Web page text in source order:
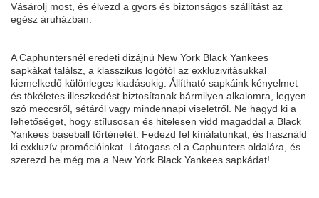
Vásárolj most, és élvezd a gyors és biztonságos szállítást az
egész áruházban.
A Caphuntersnél eredeti dizájnú New York Black Yankees
sapkákat találsz, a klasszikus logótól az exkluzivitásukkal
kiemelkedő különleges kiadásokig. Állítható sapkáink kényelmet
és tökéletes illeszkedést biztosítanak bármilyen alkalomra, legyen
szó meccsről, sétáról vagy mindennapi viseletről. Ne hagyd ki a
lehetőséget, hogy stílusosan és hitelesen vidd magaddal a Black
Yankees baseball történetét. Fedezd fel kínálatunkat, és használd
ki exkluzív promócióinkat. Látogass el a Caphunters oldalára, és
szerezd be még ma a New York Black Yankees sapkádat!